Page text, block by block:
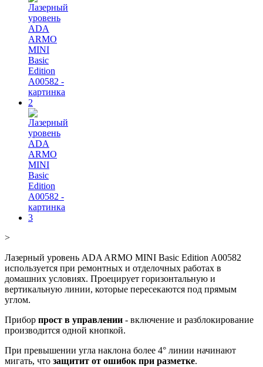
>
Лазерный уровень ADA ARMO MINI Basic Edition А00582
используется при ремонтных и отделочных работах в
домашних условиях. Проецирует горизонтальную и
вертикальную линии, которые пересекаются под прямым
углом.
Прибор прост в управлении - включение и разблокирование
производится одной кнопкой.
При превышении угла наклона более 4° линии начинают
мигать, что защитит от ошибок при разметке.